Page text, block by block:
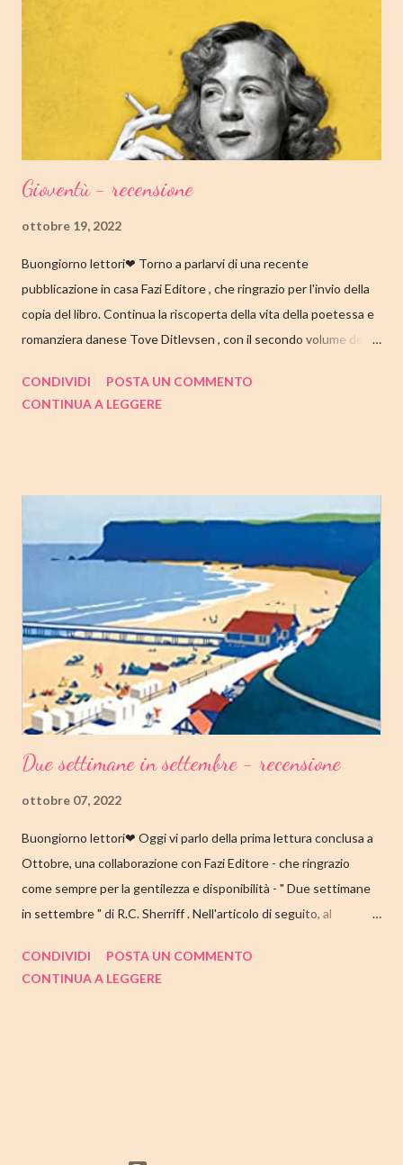
impiegato nella biblioteca universitaria di fronte a casa. Sua
madre, Margaret, una poetessa di origini cinesi, li ha abbandonati
quando lui aveva solo nove anni in circostanze misteriose, dopo
che una sua poesi...
Gioventù - recensione
ottobre 19, 2022
Buongiorno lettori❤ Torno a parlarvi di una recente
pubblicazione in casa Fazi Editore , che ringrazio per l'invio della
copia del libro. Continua la riscoperta della vita della poetessa e
romanziera danese Tove Ditlevsen , con il secondo volume della
come sempre, trovate tutte le mie impressioni al suo termine.
14.25/EBOOK 8.99 Link Amazon TRAMA Dopo "Infanzia", il
secondo capitolo della trilogia di Copenaghen, grande classico
della letteratura danese oggi riscoperto e acclamato a livello
internazionale. La piccola Tove è cresciuta in fretta: costretta ad
abbandonare la scuola molto presto, a quattordici anni compie i
primi passi nel mondo del lavoro. Indossato il vestito buono e
infilato il ...
CONDIVIDI
POSTA UN COMMENTO
CONTINUA A LEGGERE
Due settimane in settembre - recensione
ottobre 07, 2022
Buongiorno lettori❤ Oggi vi parlo della prima lettura conclusa a
Ottobre, una collaborazione con Fazi Editore - che ringrazio
come sempre per la gentilezza e disponibilità - " Due settimane
in settembre " di R.C. Sherriff . Nell'articolo di seguito, al
TITOLO: DUE SETTIMANE IN SETTEMBRE AUTORE: R.C.
CONDIVIDI
POSTA UN COMMENTO
CONTINUA A LEGGERE